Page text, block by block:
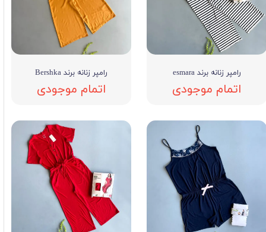
رامپر زنانه برند esmara
اتمام موجودی
رامپر زنانه برند Bershka
اتمام موجودی